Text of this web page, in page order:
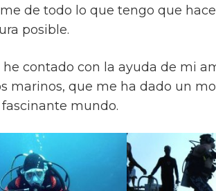
de todo lo que tengo que
posible.
he contado con la ayuda de mi
marinos, que me ha dado un
mundo.